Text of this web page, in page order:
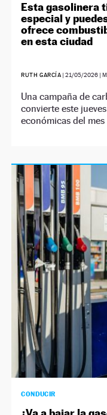
Esta gasolinera
especial y
ofrece
en esta ciudad
RUTH GARCÍA |21/05/2026 |
Una campaña de
convierte este
económicas del
CONDUCIR